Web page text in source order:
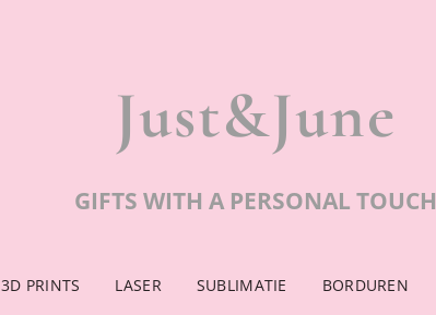
Just&June
GIFTS WITH A PERSONAL TOUCH
3D PRINTS LASER SUBLIMATIE BORDUREN